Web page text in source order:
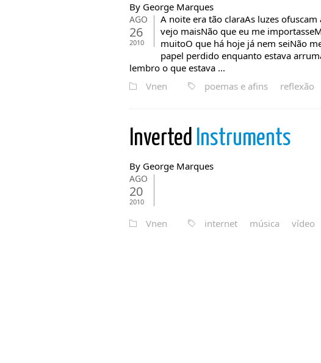
By George Marques
AGO
26
2010
A noite era tão claraAs luzes
vejo maisNão que eu me
muitoO que há hoje já nem seiNão
papel perdido enquanto estava
lembro o que estava ...
Vnen poemas e afins reflexão
Inverted Instruments
By George Marques
AGO
20
2010
Vnen internet música vídeo